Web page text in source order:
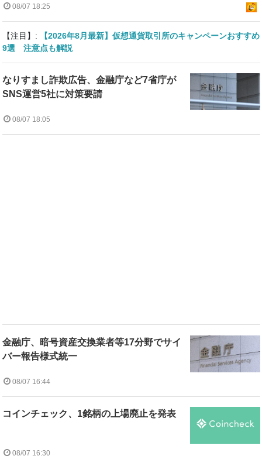
08/07 18:25
【注目】:
【2026年8月最新】仮想通貨取引所のキャンペーンおすすめ
9選 注意点も解説
なりすまし詐欺広告、金融庁など7省庁が
SNS運営5社に対策要請
08/07 18:05
金融庁、暗号資産交換業者等17分野でサイ
バー報告様式統一
08/07 16:44
コインチェック、1銘柄の上場廃止を発表
08/07 16:30